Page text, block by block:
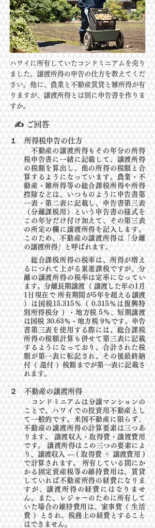
​​ ハワイに所有していたコンドミニアムを売り
ました。譲渡所得の申告の仕方を教えてくだ
さい。他に、農業と不動産賃貸と雑所得が有
りますが、譲渡所得とは別に申告書を作りま
すか。
✍ ご回答
１ 所得税申告の仕方
不動産の譲渡所得もその年分の所得
税申告書に一緒に記載して、譲渡所得
の税額を算出し、他の所得の税額と合
算するようになっています。農業・不
動産・雑所得等の総合課税所得や所得
控除などは、いつものように申告書第
一表・第二表に記載し、申告書第三表
（分離課税用）という申告書の様式を
この年分だけ付け加えて、その第三表
の所定の欄に譲渡所得を記入します。
このため、不動産の譲渡所得は「分離
の譲渡所得」と呼ばれます。
総合課税所得の税率は、所得が増え
るにつれて上がる累進課税ですが、分
離の譲渡所得の税率は定率になってい
ます。分離長期譲渡（ 譲渡した年の1月
1日現在で 所有期間が5年を超える譲渡
）は国税15.315％（ 0.315％は復興特
別所得税分 ）・地方税 5％、短期譲渡
は国税 30.63％・地方税 9％です。申告
書第三表を使用する際には、総合課税
所得の税額計算も併せて第三表に記載
するようになっており、合計された税
額が第一表に転記され、その後最終納
付（ 還付 ）税額までが第一表に記載さ
れます。
２ 不動産の譲渡所得
コンドミニアムは分譲マンションの
ことで、ハワイでの投資用不動産とし
て一般的です。米国不動産に限らず、
不動産の譲渡所得の計算要素は三つあ
ります。 譲渡収入・取得費・譲渡費用
です。 譲渡所得はこの三つの要素によ
り、譲渡収入 ― ( 取得費 ＋ 譲渡費用 )
で計算されます。 所有している間にか
かる固定資産税等の維持費用は、賃貸
していれば不動産所得の経費になりま
すが、譲渡所得の経費にはなりませ
ん。また、レジャーのために所有して
いた場合の維持費用は、家事費（ 生活
費 ）とされ、税務上の経費とすること
はできません。